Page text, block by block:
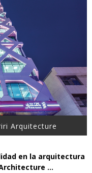
Arquitecture
en la arquitectura
…